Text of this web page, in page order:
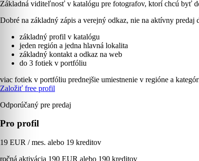
Základná viditeľnosť v katalógu pre fotografov, ktorí chcú byť
Dobré na základný zápis a verejný odkaz, nie na aktívny predaj
základný profil v katalógu
jeden región a jedna hlavná lokalita
základný kontakt a odkaz na web
do 3 fotiek v portfóliu
viac fotiek v portfóliu prednejšie umiestnenie v regióne a
Založiť free profil
Odporúčaný pre predaj
Pro profil
19 EUR / mes. alebo 19 kreditov
ročná aktivácia 190 EUR alebo 190 kreditov